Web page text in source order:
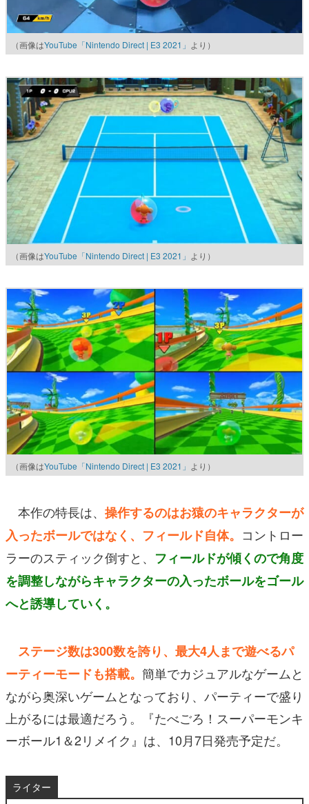
（画像はYouTube「Nintendo Direct | E3 2021」 より）
（画像はYouTube「Nintendo Direct | E3 2021」 より）
（画像はYouTube「Nintendo Direct | E3 2021」 より）
本作の特長は、 操作するのはお猿のキャラクターが
入ったボールではなく、フィールド自体。 コントロー
ラーのスティック倒すと、 フィールドが傾くので角度
を調整しながらキャラクターの入ったボールをゴール
へと誘導していく。
ステージ数は300数を誇り、最大4人まで遊べるパ
ーティーモードも搭載。 簡単でカジュアルなゲームと
ながら奥深いゲームとなっており、パーティーで盛り
上がるには最適だろう。『たべごろ！スーパーモンキ
ーボール1＆2リメイク』は、10月7日発売予定だ。
ライター